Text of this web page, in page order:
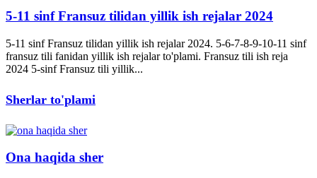
5-11 sinf Fransuz tilidan yillik ish rejalar 2024
5-11 sinf Fransuz tilidan yillik ish rejalar 2024. 5-6-7-8-9-10-11 sinf
fransuz tili fanidan yillik ish rejalar to'plami. Fransuz tili ish reja
2024 5-sinf Fransuz tili yillik...
Sherlar to'plami
Ona haqida sher